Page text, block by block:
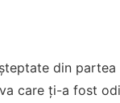
din
care ți-a fost